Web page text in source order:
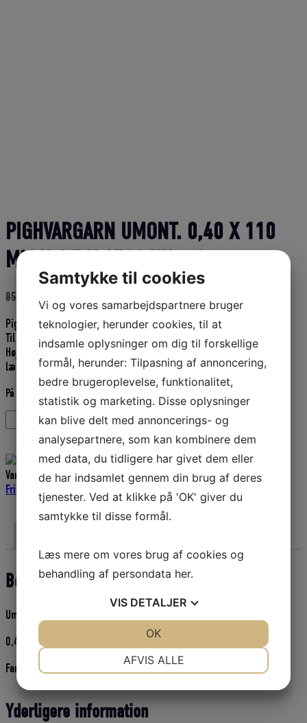
PIGHVARGARN UMONT. 0,40 X 110
MM X 6,5 X 1500 KN – Grønne
85,00
oprindelige
pris
var:
85,00 DKK.
aktuelle
pris
er:
76,50 DKK.
Pighvargarn umonteret.
Til fritidsgarn.
Højde: ca. 1,4 meter
længde ca. 45 meter
På lager
PIGHVARGARN
UMONT.
X
110
MM
1500
-
Grønne
Tilføj til kurv
Varenummer (SKU):21010-11065PKategorier:Garn,Garn -
Fritidsfiskere -Umont., Stenbider- og Pighvargarn , Fiskeriudstyr
Beskrivelse
Umonterede pighvargarn til fritidsgarn.
0,40 x 110 mm x 6,5 x 1500 kn
Farve: mørkegrønne
Yderligere information
Samtykke til cookies
Vi og vores samarbejdspartnere bruger
teknologier, herunder cookies, til at
indsamle oplysninger om dig til forskellige
formål, herunder: Tilpasning af annoncering,
bedre brugeroplevelse, funktionalitet,
statistik og marketing. Disse oplysninger
kan blive delt med annoncerings- og
analysepartnere, som kan kombinere dem
med data, du tidligere har givet dem eller
de har indsamlet gennem din brug af deres
tjenester. Ved at klikke på 'OK' giver du
samtykke til disse formål.
Læs mere om vores brug af cookies og
behandling af persondata her.
VIS DETALJER
MARKETING
AFVIS ALLE
OK